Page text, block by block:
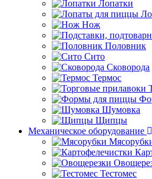
Лопатки
Нож
Половник
Сито
Сковорода
Термос
Шумовка
Щипцы
Механическое оборудование
Тестомес